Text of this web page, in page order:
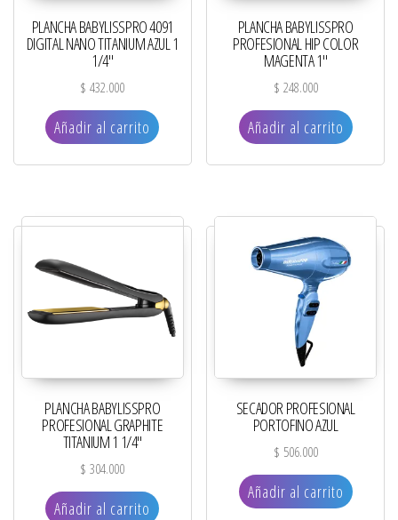
PLANCHA BABYLISSPRO 4091
DIGITAL NANO TITANIUM AZUL 1
1/4″
$ 432.000
Añadir al carrito
PLANCHA BABYLISSPRO
PROFESIONAL HIP COLOR
MAGENTA 1″
$ 248.000
Añadir al carrito
PLANCHA BABYLISSPRO
PROFESIONAL GRAPHITE
TITANIUM 1 1/4″
$ 304.000
Añadir al carrito
SECADOR PROFESIONAL
PORTOFINO AZUL
$ 506.000
Añadir al carrito